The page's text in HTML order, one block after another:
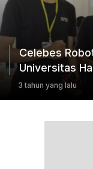
Celebes
Universitas
3 tahun yang lalu